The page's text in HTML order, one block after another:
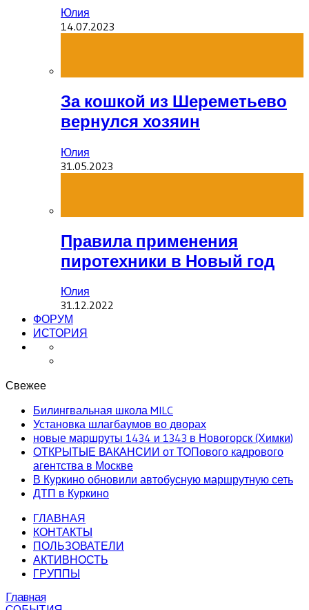
Юлия
14.07.2023
За кошкой из Шереметьево
вернулся хозяин
Юлия
31.05.2023
Правила применения
пиротехники в Новый год
Юлия
31.12.2022
ФОРУМ
ИСТОРИЯ
Свежее
Билингвальная школа MILC
Установка шлагбаумов во дворах
новые маршруты 1434 и 1343 в Новогорск (Химки)
ОТКРЫТЫЕ ВАКАНСИИ от ТОПового кадрового
агентства в Москве
В Куркино обновили автобусную маршрутную сеть
ДТП в Куркино
ГЛАВНАЯ
КОНТАКТЫ
ПОЛЬЗОВАТЕЛИ
АКТИВНОСТЬ
ГРУППЫ
Главная